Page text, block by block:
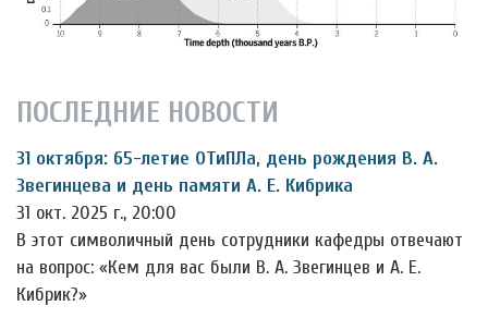
ПОСЛЕДНИЕ НОВОСТИ
31 октября: 65-летие ОТиПЛа, день рождения В. А.
Звегинцева и день памяти А. Е. Кибрика
31 окт. 2025 г., 20:00
В этот символичный день сотрудники кафедры отвечают
на вопрос: «Кем для вас были В. А. Звегинцев и А. Е.
Кибрик?»